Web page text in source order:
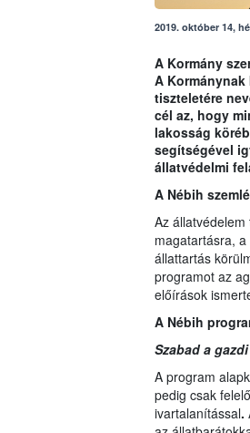
2019. október 14,
A Kormány
A
tiszteletére
cél az, hogy
lakosság
segítségével
állatvédelmi
A Nébih
Az
magatartásra,
állattartás
programot az
előírások
A Nébih
Szabad a gazdi
A program
pedig csak
ivartalanítással.